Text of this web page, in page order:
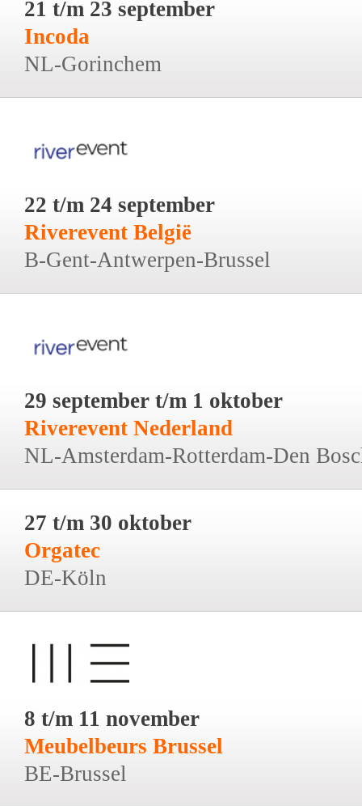
21 t/m 23 september
Incoda
NL-Gorinchem
22 t/m 24 september
Riverevent België
B-Gent-Antwerpen-Brussel
29 september t/m 1 oktober
Riverevent Nederland
NL-Amsterdam-Rotterdam-Den
27 t/m 30 oktober
Orgatec
DE-Köln
8 t/m 11 november
Meubelbeurs Brussel
BE-Brussel